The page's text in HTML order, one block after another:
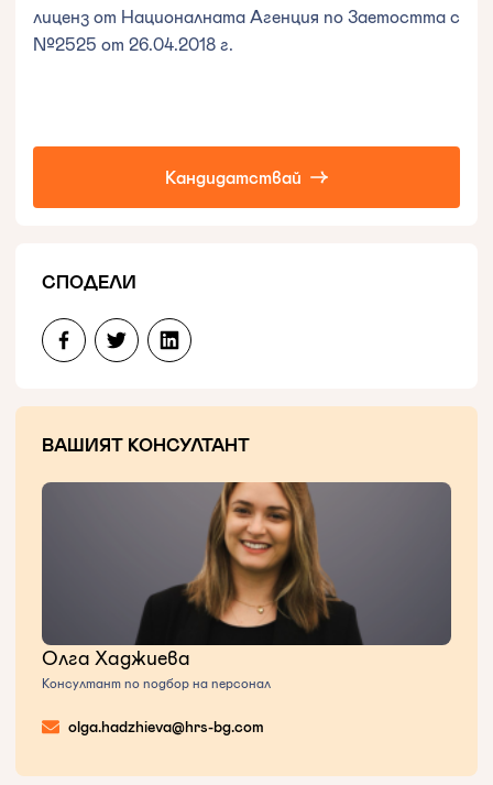
СПОДЕЛИ
ВАШИЯТ КОНСУЛТАНТ
Олга Хаджиева
Консултант по подбор на персонал
olga.hadzhieva@hrs-bg.com
лиценз от Националната Агенция по Заетостта с
№2525 от 26.04.2018 г.
Кандидатствай